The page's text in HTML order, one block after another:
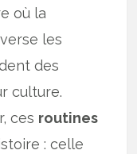
où la
les
des
culture.
ces routines
: celle